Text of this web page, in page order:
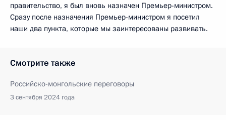
правительство, я был вновь назначен Премьер-министром.
Сразу после назначения Премьер-министром я посетил
наши два пункта, которые мы заинтересованы развивать.
Смотрите также
Российско-монгольские переговоры
3 сентября 2024 года